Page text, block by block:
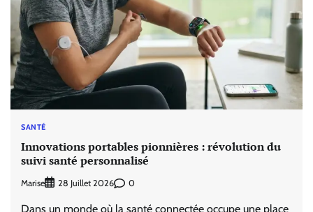
SANTÉ
Innovations portables pionnières : révolution du
suivi santé personnalisé
Marise 28 Juillet 2026 0
Dans un monde où la santé connectée occupe une place